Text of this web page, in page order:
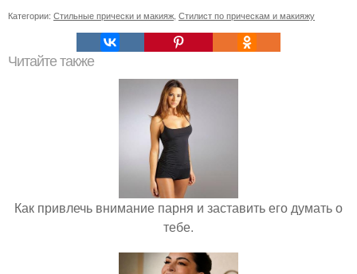
Категории: Стильные прически и макияж, Стилист по прическам и макияжу
Читайте также
Как привлечь внимание парня и заставить его думать о
тебе.